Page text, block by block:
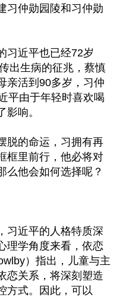
习仲勋园陵和习仲勋
习近平也已经72岁
出生病的征兆，蔡慎
亲活到90多岁，习仲
平由于年轻时喜欢喝
响。
脱的命运，习拥有再
框里前行，他必将对
么他会如何选择呢？
习近平的人格特质深
理学角度来看，依恋
）指出，儿童与主
恋关系，将深刻塑造
方式。因此，可以